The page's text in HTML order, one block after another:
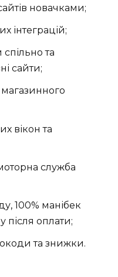
новачками;
інтеграцій;
та
сайти;
магазинного
вікон та
служба
100% манібек
після оплати;
та знижки.